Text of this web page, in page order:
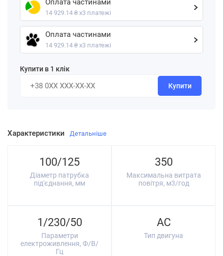
Характеристики Детальніше
100/125
Діаметр патрубка
під'єднання, мм
350
Максимальна витрата
повітря, м3/год
1/230/50
Параметри
електроживлення, Ф/В/
Гц
AC
Тип двигуна
14 929.14 ₴ х3 платежі
Оплата частинами
14 929.14 ₴ х3 платежі
Купити в 1 клік
Купити